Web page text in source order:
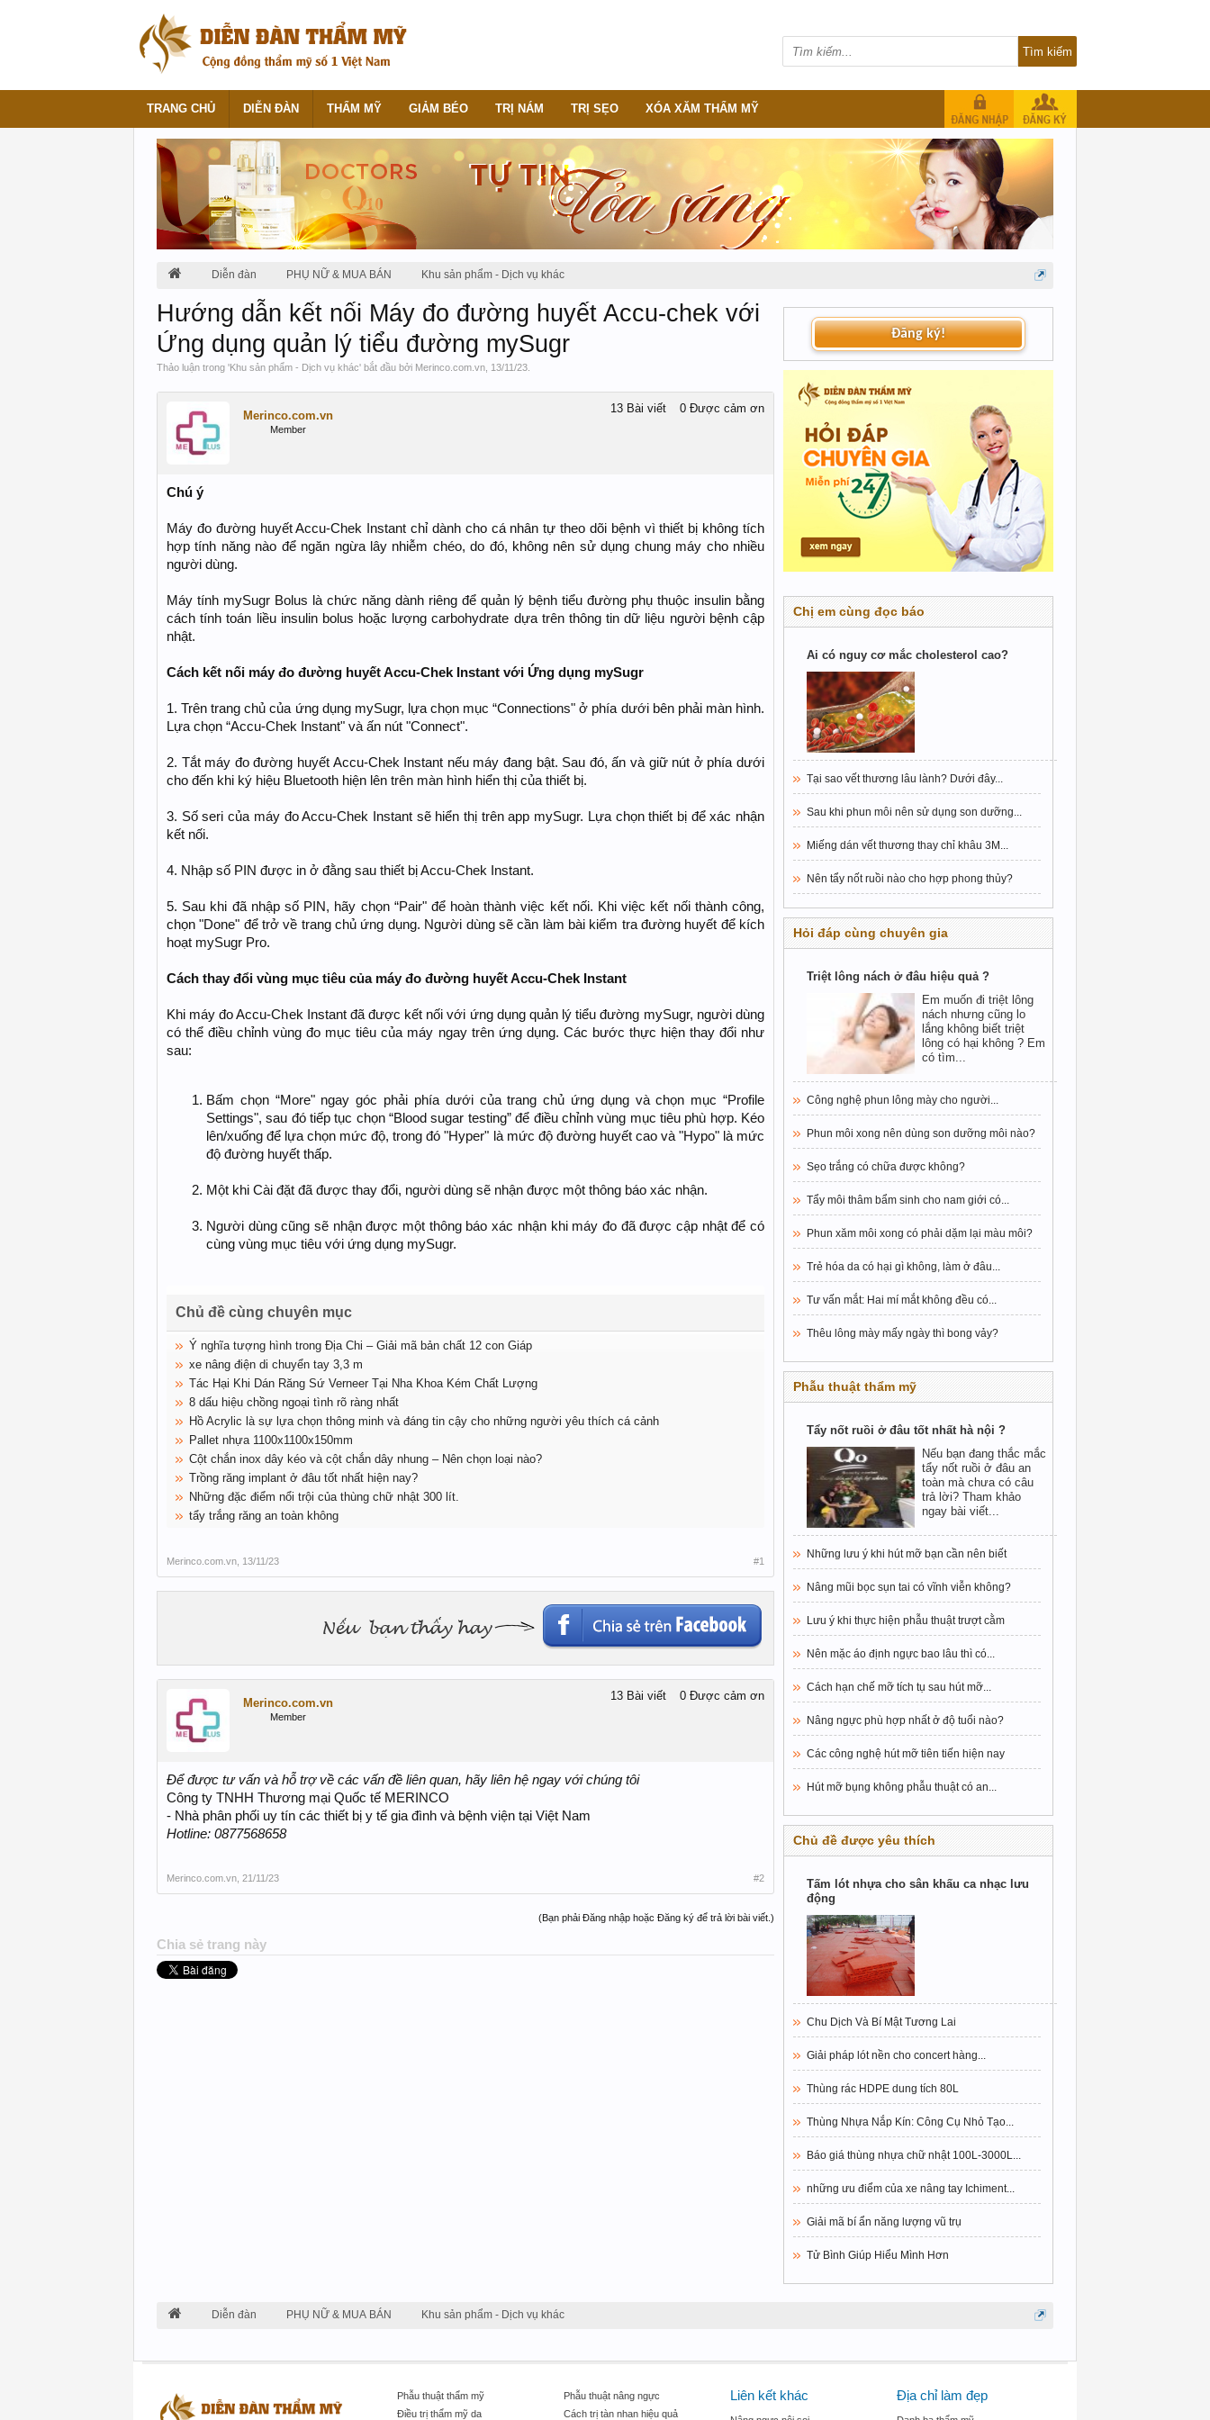
Diễn đàn PHỤ NỮ & MUA BÁN Khu sản phẩm - Dịch vụ khác
Hướng dẫn kết nối Máy đo đường huyết Accu-chek với
Ứng dụng quản lý tiểu đường mySugr
Thảo luận trong 'Khu sản phẩm - Dịch vụ khác' bắt đầu bởi Merinco.com.vn 13/11/23
Merinco.com.vn
Member
13 Bài viết 0 Được cảm ơn
Chú ý
Máy đo đường huyết Accu-Chek Instant chỉ dành cho cá nhân tự theo dõi bệnh vì thiết bị không tích
hợp tính năng nào để ngăn ngừa lây nhiễm chéo, do đó, không nên sử dụng chung máy cho nhiều
người dùng.
Máy tính mySugr Bolus là chức năng dành riêng để quản lý bệnh tiểu đường phụ thuộc insulin bằng
cách tính toán liều insulin bolus hoặc lượng carbohydrate dựa trên thông tin dữ liệu người bệnh cập
nhật.
Cách kết nối máy đo đường huyết Accu-Chek Instant với Ứng dụng mySugr
1. Trên trang chủ của ứng dụng mySugr, lựa chọn mục “Connections" ở phía dưới bên phải màn hình.
Lựa chọn “Accu-Chek Instant" và ấn nút "Connect".
2. Tắt máy đo đường huyết Accu-Chek Instant nếu máy đang bật. Sau đó, ấn và giữ nút ở phía dưới
cho đến khi ký hiệu Bluetooth hiện lên trên màn hình hiển thị của thiết bị.
3. Số seri của máy đo Accu-Chek Instant sẽ hiển thị trên app mySugr. Lựa chọn thiết bị để xác nhận
kết nối.
4. Nhập số PIN được in ở đằng sau thiết bị Accu-Chek Instant.
5. Sau khi đã nhập số PIN, hãy chọn “Pair" để hoàn thành việc kết nối. Khi việc kết nối thành công,
chọn "Done" để trở về trang chủ ứng dụng. Người dùng sẽ cần làm bài kiểm tra đường huyết để kích
hoạt mySugr Pro.
Cách thay đổi vùng mục tiêu của máy đo đường huyết Accu-Chek Instant
Khi máy đo Accu-Chek Instant đã được kết nối với ứng dụng quản lý tiểu đường mySugr, người dùng
có thể điều chỉnh vùng đo mục tiêu của máy ngay trên ứng dụng. Các bước thực hiện thay đổi như
sau:
Bấm chọn “More" ngay góc phải phía dưới của trang chủ ứng dụng và chọn mục “Profile
Settings", sau đó tiếp tục chọn “Blood sugar testing” để điều chỉnh vùng mục tiêu phù hợp. Kéo
lên/xuống để lựa chọn mức độ, trong đó "Hyper" là mức độ đường huyết cao và "Hypo" là mức
độ đường huyết thấp.
Một khi Cài đặt đã được thay đổi, người dùng sẽ nhận được một thông báo xác nhận.
Người dùng cũng sẽ nhận được một thông báo xác nhận khi máy đo đã được cập nhật để có
cùng vùng mục tiêu với ứng dụng mySugr.
Chủ đề cùng chuyên mục
Ý nghĩa tượng hình trong Địa Chi – Giải mã bản chất 12 con Giáp
xe nâng điện di chuyển tay 3,3 m
Tác Hại Khi Dán Răng Sứ Verneer Tại Nha Khoa Kém Chất Lượng
8 dấu hiệu chồng ngoại tình rõ ràng nhất
Hồ Acrylic là sự lựa chọn thông minh và đáng tin cậy cho những người yêu thích cá cảnh
Pallet nhựa 1100x1100x150mm
Cột chắn inox dây kéo và cột chắn dây nhung – Nên chọn loại nào?
Trồng răng implant ở đâu tốt nhất hiện nay?
Những đặc điểm nổi trội của thùng chữ nhật 300 lít.
tẩy trắng răng an toàn không
Merinco.com.vn 13/11/23 #1
Merinco.com.vn
Member
13 Bài viết 0 Được cảm ơn
Để được tư vấn và hỗ trợ về các vấn đề liên quan, hãy liên hệ ngay với chúng tôi
Công ty TNHH Thương mại Quốc tế MERINCO
- Nhà phân phối uy tín các thiết bị y tế gia đình và bệnh viện tại Việt Nam
Hotline: 0877568658
Merinco.com.vn 21/11/23 #2
(Bạn phải Đăng nhập hoặc Đăng ký để trả lời bài viết.)
Chia sẻ trang này
Đăng ký!
Chị em cùng đọc báo
Ai có nguy cơ mắc cholesterol cao?
Tại sao vết thương lâu lành? Dưới đây...
Sau khi phun môi nên sử dụng son dưỡng...
Miếng dán vết thương thay chỉ khâu 3M...
Nên tẩy nốt ruồi nào cho hợp phong thủy?
Hỏi đáp cùng chuyên gia
Triệt lông nách ở đâu hiệu quả ?
Em muốn đi triệt lông
nách nhưng cũng lo
lắng không biết triệt
lông có hại không ? Em
có tìm...
Công nghệ phun lông mày cho người...
Phun môi xong nên dùng son dưỡng môi nào?
Sẹo trắng có chữa được không?
Tẩy môi thâm bẩm sinh cho nam giới có...
Phun xăm môi xong có phải dặm lại màu môi?
Trẻ hóa da có hại gì không, làm ở đâu...
Tư vấn mắt: Hai mí mắt không đều có...
Thêu lông mày mấy ngày thì bong vảy?
Phẫu thuật thẩm mỹ
Tẩy nốt ruồi ở đâu tốt nhất hà nội ?
Nếu bạn đang thắc mắc
tẩy nốt ruồi ở đâu an
toàn mà chưa có câu
trả lời? Tham khảo
ngay bài viết...
Những lưu ý khi hút mỡ bạn cần nên biết
Nâng mũi bọc sụn tai có vĩnh viễn không?
Lưu ý khi thực hiện phẫu thuật trượt cằm
Nên mặc áo định ngực bao lâu thì có...
Cách hạn chế mỡ tích tụ sau hút mỡ...
Nâng ngực phù hợp nhất ở độ tuổi nào?
Các công nghệ hút mỡ tiên tiến hiện nay
Hút mỡ bụng không phẫu thuật có an...
Chủ đề được yêu thích
Tấm lót nhựa cho sân khấu ca nhạc lưu
động
Chu Dịch Và Bí Mật Tương Lai
Giải pháp lót nền cho concert hàng...
Thùng rác HDPE dung tích 80L
Thùng Nhựa Nắp Kín: Công Cụ Nhỏ Tạo...
Báo giá thùng nhựa chữ nhật 100L-3000L...
những ưu điểm của xe nâng tay Ichiment...
Giải mã bí ẩn năng lượng vũ trụ
Tử Bình Giúp Hiểu Mình Hơn
Diễn đàn PHỤ NỮ & MUA BÁN Khu sản phẩm - Dịch vụ khác
TRANG CHỦ DIỄN ĐÀN THẨM MỸ GIẢM BÉO TRỊ NÁM TRỊ SẸO XÓA XĂM THẨM MỸ
Phẫu thuật thẩm mỹ
Điều trị thẩm mỹ da
Phẫu thuật nâng ngực
Cách trị tàn nhan hiệu quả
Liên kết khác Địa chỉ làm đẹp